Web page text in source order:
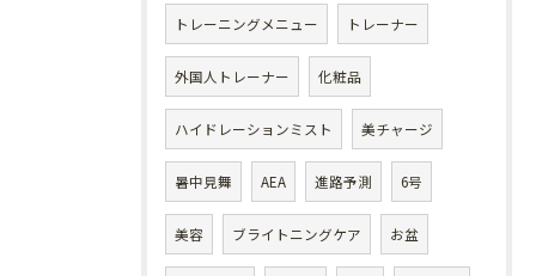
トレーニングメニュー トレーナー
外国人トレーナー 化粧品
ハイドレーションミスト 美チャージ
暑中見舞 AEA 進路予測 6号
美容 ブライトニングケア お盆